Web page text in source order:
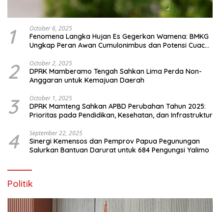
1 October 6, 2025
Fenomena Langka Hujan Es Gegerkan Wamena: BMKG
Ungkap Peran Awan Cumulonimbus dan Potensi Cuaca
2 October 2, 2025
DPRK Mamberamo Tengah Sahkan Lima Perda Non-
Anggaran untuk Kemajuan Daerah
3 October 1, 2025
DPRK Mamteng Sahkan APBD Perubahan Tahun 2025:
Prioritas pada Pendidikan, Kesehatan, dan Infrastruktur
4 September 22, 2025
Sinergi Kemensos dan Pemprov Papua Pegunungan
Salurkan Bantuan Darurat untuk 684 Pengungsi Yalimo
Politik